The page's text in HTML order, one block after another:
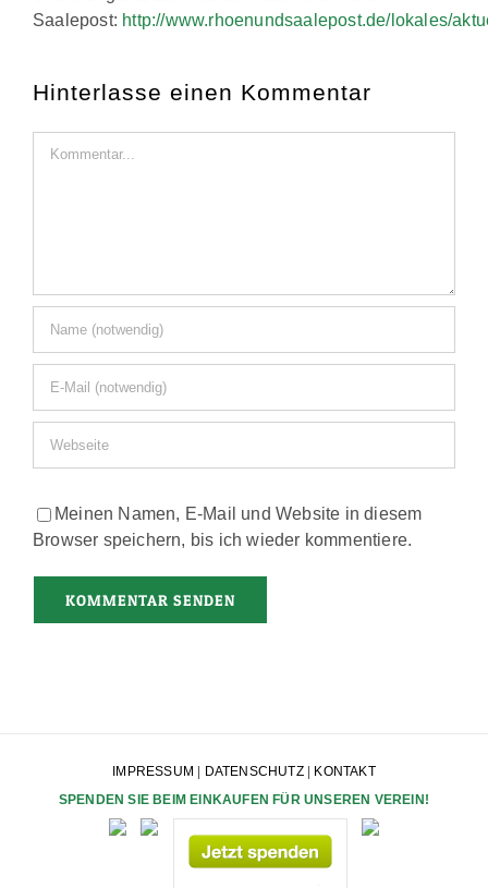
Saalepost: http://www.rhoenundsaalepost.de/lokales/
Hinterlasse einen Kommentar
Meinen Namen, E-Mail und Website in diesem
Browser speichern, bis ich wieder kommentiere.
IMPRESSUM DATENSCHUTZ|
KONTAKT
SPENDEN SIE BEIM EINKAUFEN FÜR UNSEREN VEREIN!